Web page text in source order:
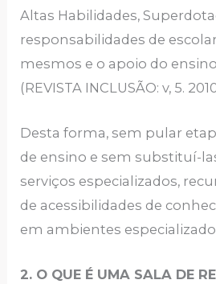
Altas Habilidades,
responsabilidades de
mesmos e o apoio do
(REVISTA INCLUSÃO: v, 5.
Desta forma, sem pular
de ensino e sem substituí-
serviços especializados,
de acessibilidades de
em ambientes
2. O QUE É UMA SALA DE